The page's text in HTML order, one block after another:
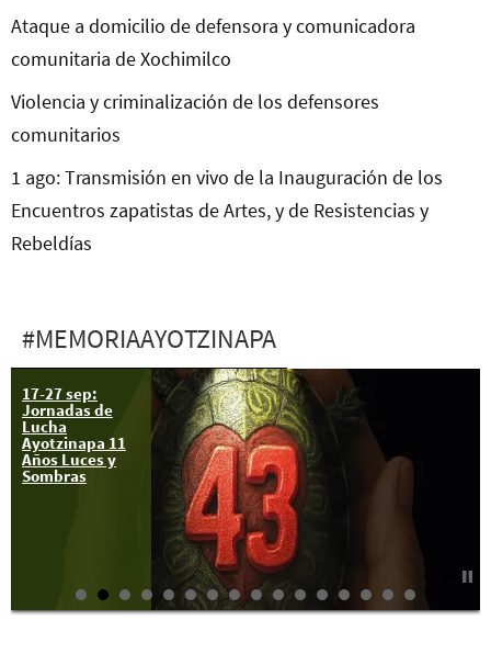
Ataque a domicilio de defensora y comunicadora
comunitaria de Xochimilco
Violencia y criminalización de los defensores
comunitarios
1 ago: Transmisión en vivo de la Inauguración de los
Encuentros zapatistas de Artes, y de Resistencias y
Rebeldías
#MEMORIAAYOTZINAPA
17-27 sep:
Jornadas de
Lucha
Ayotzinapa 11
Años Luces y
Sombras